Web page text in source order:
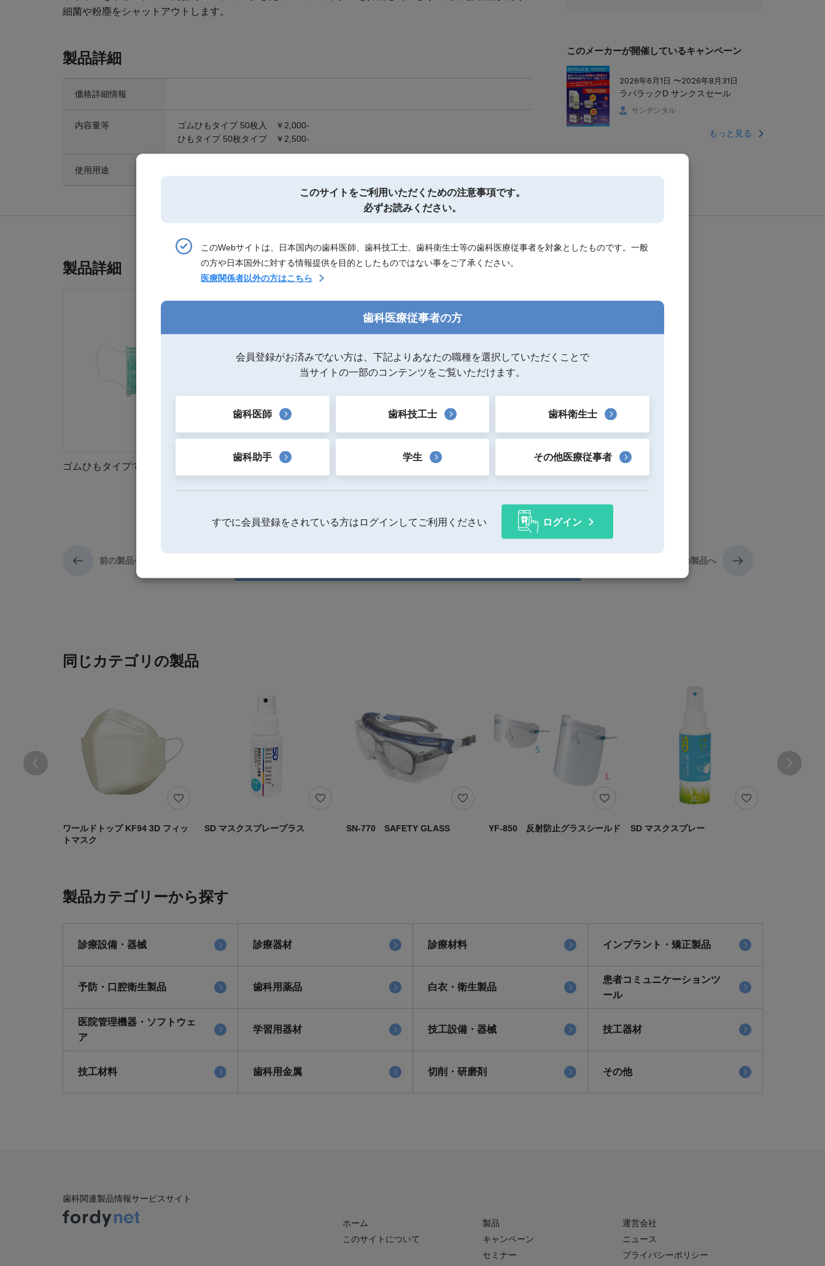
細菌や粉塵をシャットアウトします。
製品詳細
価格詳細情報
内容量等
ゴムひもタイプ 50枚入 ￥2,000-
ひもタイプ 50枚タイプ ￥2,500-
使用用途
このメーカーが開催しているキャンペーン
2026年6月1日 〜2026年8月31日
ラバラックD サンクスセール
サンデンタル
もっと見る
製品詳細
ゴムひもタイプです。
前の製品へ 次の製品へ
同じカテゴリの製品
ワールドトップ KF94 3D フィッ
トマスク
SD マスクスプレープラス SN-770 SAFETY GLASS YF-850 反射防止グラスシールド SD マスクスプレー
製品カテゴリーから探す
診療設備・器械 診療器材 診療材料 インプラント・矯正製品
予防・口腔衛生製品 歯科用薬品 白衣・衛生製品
患者コミュニケーションツ
ール
医院管理機器・ソフトウェ
ア
学習用器材 技工設備・器械 技工器材
技工材料 歯科用金属 切削・研磨剤 その他
歯科関連製品情報サービスサイト
ホーム
このサイトについて
製品
キャンペーン
セミナー
運営会社
ニュース
プライバシーポリシー
このサイトをご利用いただくための注意事項です。
必ずお読みください。
このWebサイトは、日本国内の歯科医師、歯科技工士、歯科衛生士等の歯科医療従事者を対象としたものです。一般
の方や日本国外に対する情報提供を目的としたものではない事をご了承ください。
医療関係者以外の方はこちら
歯科医療従事者の方
会員登録がお済みでない方は、下記よりあなたの職種を選択していただくことで
当サイトの一部のコンテンツをご覧いただけます。
歯科医師 歯科技工士 歯科衛生士
歯科助手 学生 その他医療従事者
すでに会員登録をされている方はログインしてご利用ください ログイン